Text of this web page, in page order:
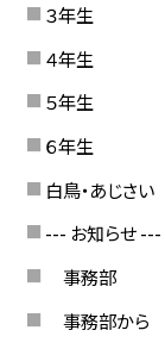
３年生
４年生
５年生
６年生
白鳥・あじさい
--- お知らせ ---
事務部
事務部から